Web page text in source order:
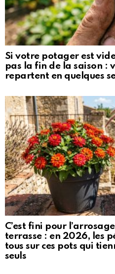
Si votre potager est
pas la fin de la saison :
repartent en quelques
C’est fini pour
terrasse : en 2026, les
tous sur ces pots qui
seuls